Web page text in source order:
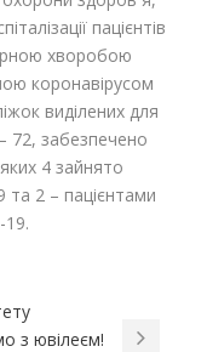
пацієнтів
хворобою
коронавірусом
виділених для
72, забезпечено
4 зайнято
та 2 – пацієнтами
19.
з ювілеєм!